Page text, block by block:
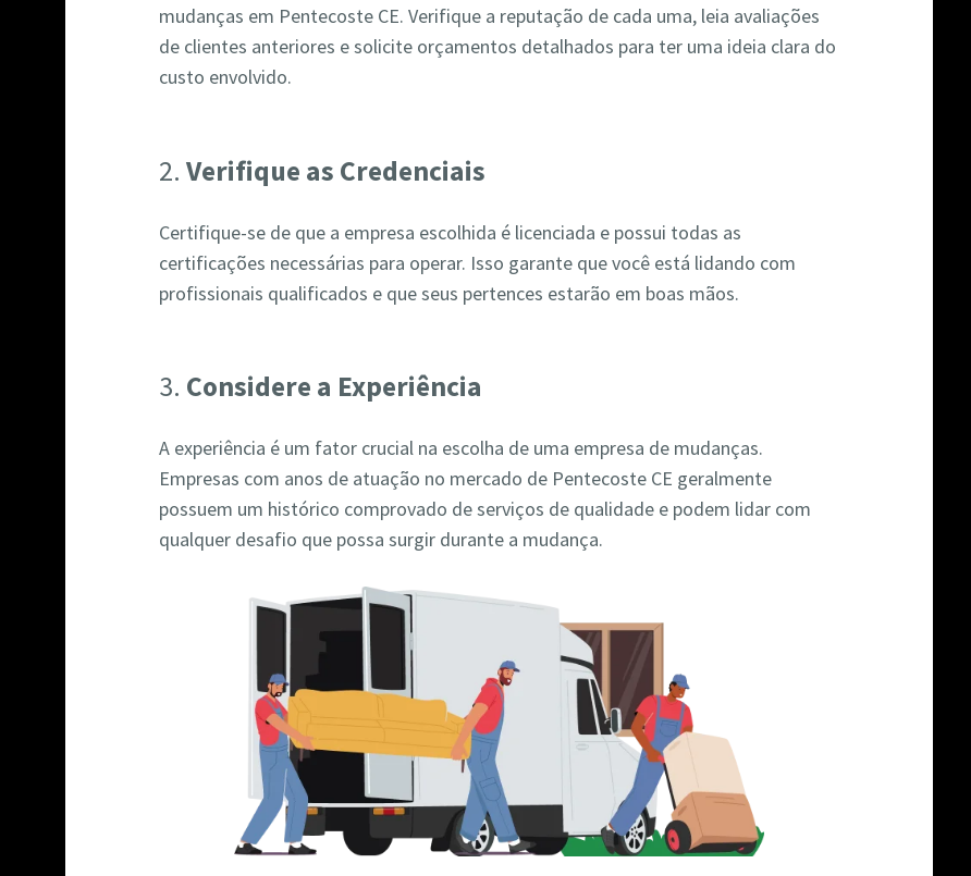
mudanças em Pentecoste CE. Verifique a reputação de cada uma, leia avaliações
de clientes anteriores e solicite orçamentos detalhados para ter uma ideia clara do
custo envolvido.
2.Verifique as Credenciais
Certifique-se de que a empresa escolhida é licenciada e possui todas as
certificações necessárias para operar. Isso garante que você está lidando com
profissionais qualificados e que seus pertences estarão em boas mãos.
3. Considere a Experiência
A experiência é um fator crucial na escolha de uma empresa de mudanças.
Empresas com anos de atuação no mercado de Pentecoste CE geralmente
possuem um histórico comprovado de serviços de qualidade e podem lidar com
qualquer desafio que possa surgir durante a mudança.